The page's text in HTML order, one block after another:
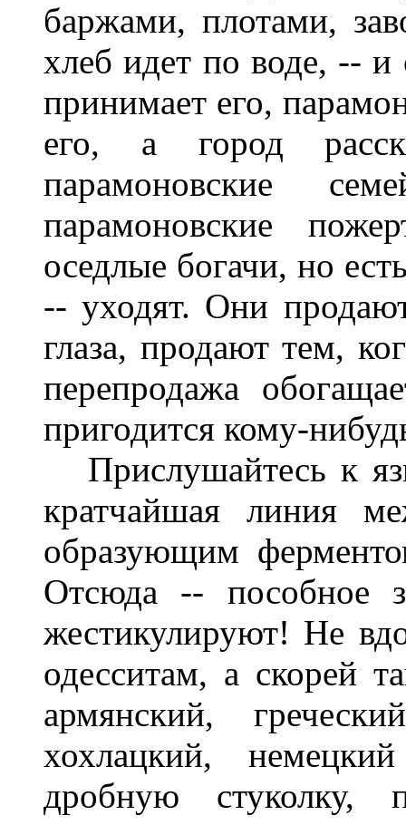
баржами, плотами,
хлеб идет по воде, -- и
принимает его,
его, а город
парамоновские
парамоновские
оседлые богачи, но
-- уходят. Они
глаза, продают тем,
перепродажа
пригодится кому-
Прислушайтесь к
кратчайшая линия
образующим
Отсюда -- пособное
жестикулируют! Не
одесситам, а скорей
армянский,
хохлацкий,
дробную стуколку,